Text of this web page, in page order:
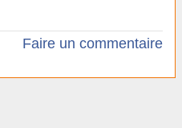
Faire un commentaire